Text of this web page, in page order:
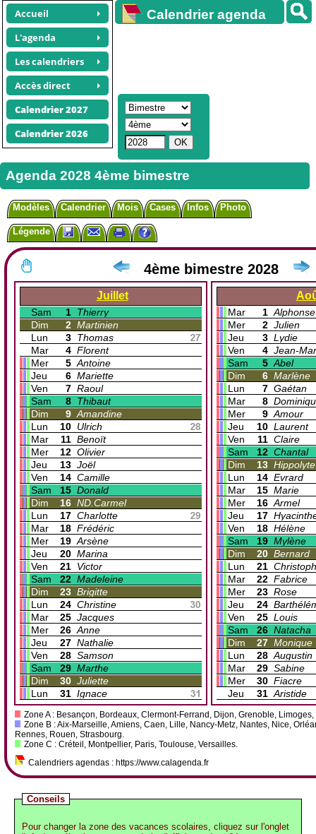
Accueil
L'agenda
Les calendriers
Accès direct
Calendrier 2027
Calendrier 2026
Calendrier agenda
Agenda 2028 4ème bimestre
Modèles Calendrier Mois Cases Infos Photo
Légende
4ème bimestre 2028
Juillet
Sam 1 Thierry
Dim
2 Martinien
Lun
3 Thomas
Mar
4 Florent
Mer
5 Antoine
Jeu
6 Mariette
Ven
7 Raoul
Sam
8 Thibaut
Dim
9 Amandine
Lun
10 Ulrich
Mar
11 Benoït
Mer
12 Olivier
Jeu
13 Joël
Ven
14 Camille
Sam
15 Donald
Dim
16 ND.Carmel
Lun
17 Charlotte
Mar
18 Frédéric
Mer
19 Arsène
Jeu
20 Marina
Ven
21 Victor
Sam
22 Madeleine
Dim
23 Brigitte
Lun
24 Christine
Mar
25 Jacques
Mer
26 Anne
Jeu
27 Nathalie
Ven
28 Samson
Sam
29 Marthe
Dim
30 Juliette
Lun
31 Ignace
Mar 1 Alphonse
Mer
2 Julien
Jeu
3 Lydie
Ven
4 Jean-
Sam
5 Abel
Dim
6 Marlène
Lun
7 Gaétan
Mar
8
Mer
9 Amour
Jeu
10 Laurent
Ven
11 Claire
Sam
12 Chantal
Dim
13 Hippolyte
Lun
14 Evrard
Mar
15 Marie
Mer
16 Armel
Jeu
17
Ven
18 Hélène
Sam
19 Mylène
Dim
20 Bernard
Lun
21
Mar
22 Fabrice
Mer
23 Rose
Jeu
24
Ven
25 Louis
Sam
26 Natacha
Dim
27 Monique
Lun
28 Augustin
Mar
29 Sabine
Mer
30 Fiacre
Jeu
31 Aristide
Zone A : Besançon, Bordeaux, Clermont-Ferrand, Dijon, Grenoble,
Zone B : Aix-Marseille, Amiens, Caen, Lille, Nancy-Metz, Nantes, Nice,
Rennes, Rouen, Strasbourg.
Zone C : Créteil, Montpellier, Paris, Toulouse, Versailles.
Calendriers agendas : https://www.calagenda.fr
Conseils
Pour changer la zone des vacances scolaires, cliquez sur l'onglet